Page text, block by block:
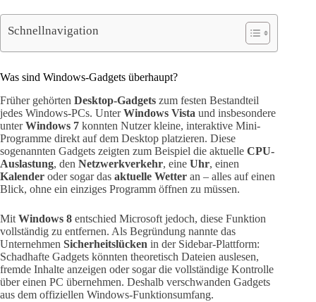
Schnellnavigation
Was sind Windows-Gadgets überhaupt?
Früher gehörten Desktop-Gadgets zum festen Bestandteil
jedes Windows-PCs. UnterWindows Vista und insbesondere
unterWindows 7 konnten Nutzer kleine, interaktive Mini-
Programme direkt auf dem Desktop platzieren. Diese
sogenannten Gadgets zeigten zum Beispiel die aktuelle CPU-
Auslastung, den Netzwerkverkehr, eine Uhr, einen
Kalender oder sogar das aktuelle Wetter an – alles auf einen
Blick, ohne ein einziges Programm öffnen zu müssen.
Mit Windows 8 entschied Microsoft jedoch, diese Funktion
vollständig zu entfernen. Als Begründung nannte das
Unternehmen Sicherheitslücken in der Sidebar-Plattform:
Schadhafte Gadgets könnten theoretisch Dateien auslesen,
fremde Inhalte anzeigen oder sogar die vollständige Kontrolle
über einen PC übernehmen. Deshalb verschwanden Gadgets
aus dem offiziellen Windows-Funktionsumfang.